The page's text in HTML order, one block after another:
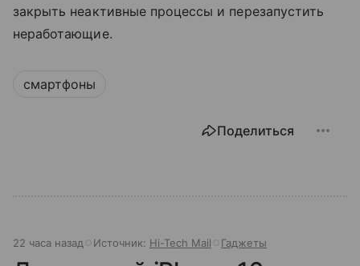
закрыть неактивные процессы и перезапустить
неработающие.
смартфоны
Поделиться
22 часа назад Источник: Hi-Tech Mail Гаджеты